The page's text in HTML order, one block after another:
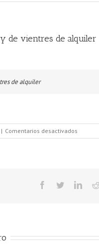
de vientres de alquiler
de alquiler
| Comentarios desactivados